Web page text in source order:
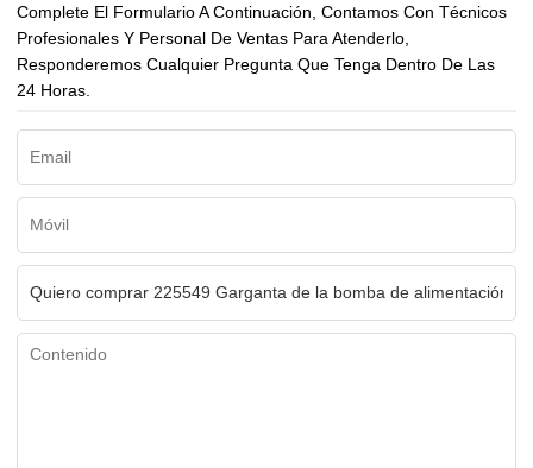
Complete El Formulario A Continuación, Contamos Con Técnicos
Profesionales Y Personal De Ventas Para Atenderlo,
Responderemos Cualquier Pregunta Que Tenga Dentro De Las
24 Horas.